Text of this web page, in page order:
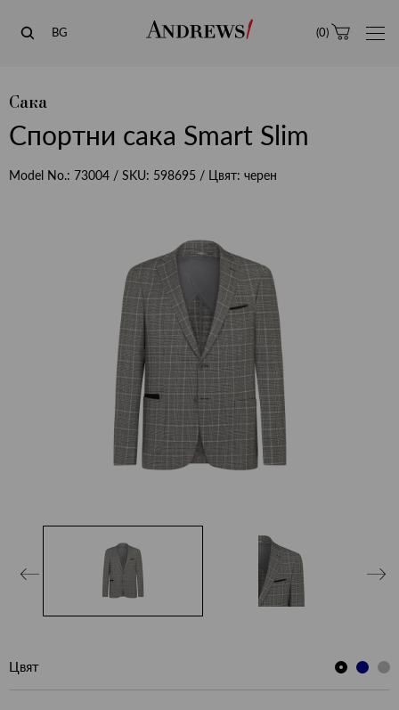
Andrews
BG (0)
Сака
Спортни сака Smart Slim
Model No.: 73004 / SKU: 598695 / Цвят: черен
Цвят